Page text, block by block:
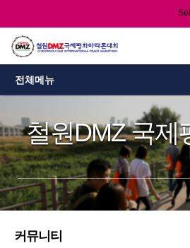
전체메뉴
철원DMZ 국제
커뮤니티